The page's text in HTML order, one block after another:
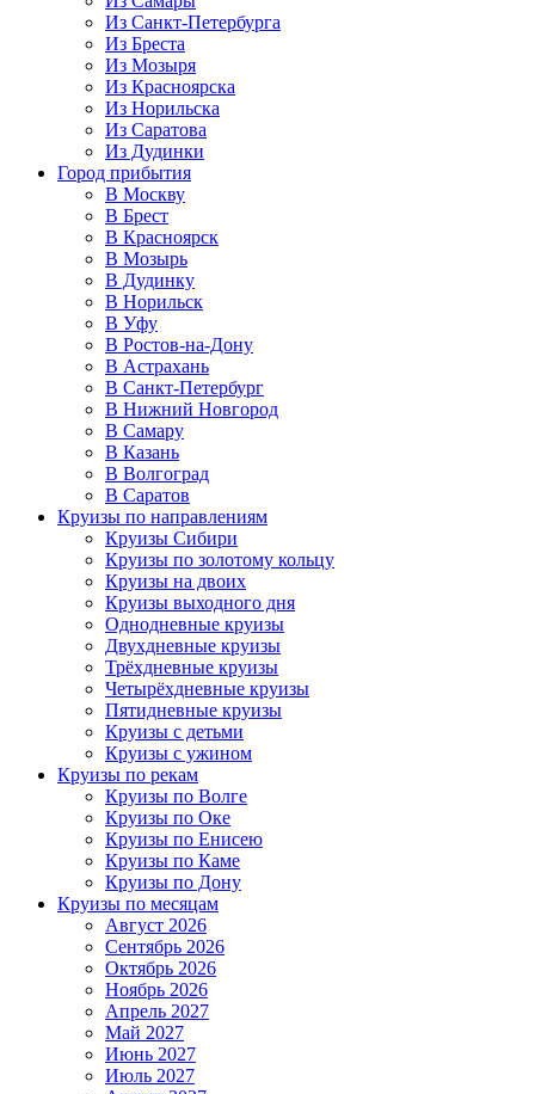
Из Санкт-Петербурга
Из Бреста
Из Мозыря
Из Красноярска
Из Норильска
Из Саратова
Из Дудинки
Город прибытия
В Москву
В Брест
В Красноярск
В Мозырь
В Дудинку
В Норильск
В Уфу
В Ростов-на-Дону
В Астрахань
В Санкт-Петербург
В Нижний Новгород
В Самару
В Казань
В Волгоград
В Саратов
Круизы по направлениям
Круизы Сибири
Круизы по золотому кольцу
Круизы на двоих
Круизы выходного дня
Однодневные круизы
Двухдневные круизы
Трёхдневные круизы
Четырёхдневные круизы
Пятидневные круизы
Круизы с детьми
Круизы с ужином
Круизы по рекам
Круизы по Волге
Круизы по Оке
Круизы по Енисею
Круизы по Каме
Круизы по Дону
Круизы по месяцам
Август 2026
Сентябрь 2026
Октябрь 2026
Ноябрь 2026
Апрель 2027
Май 2027
Июнь 2027
Июль 2027